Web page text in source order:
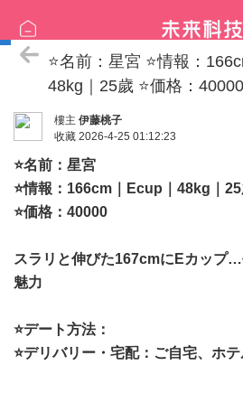
伊藤桃子日本-大阪|出勤一覽
⭐名前：星宮 ⭐情報：
48kg｜25歲 ⭐価格：40000
樓主 伊藤桃子
收藏 2026-4-25 01:12:23
⭐名前：星宮
⭐情報：166cm｜Ecup｜48kg｜
⭐価格：40000
スラリと伸びた167cmにEカップ
魅力
⭐デート方法：
⭐デリバリー・宅配：ご自宅、ホテ